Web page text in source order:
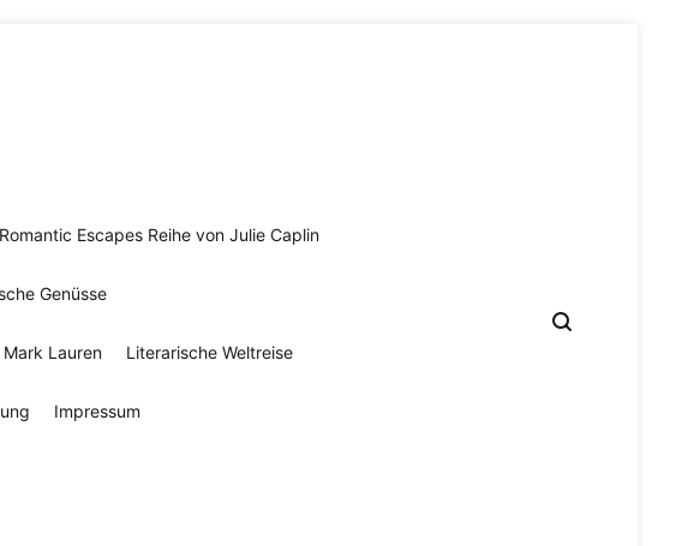
Escapes Reihe von Julie Caplin
Genüsse
Lauren Literarische Weltreise
Impressum